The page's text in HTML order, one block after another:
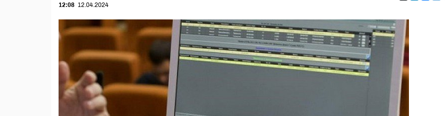
12:08 12.04.2024